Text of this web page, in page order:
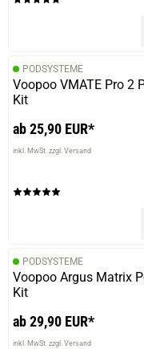
PODSYSTEME
Voopoo VMATE Pro 2
Kit
ab 25,90 EUR*
inkl. MwSt. zzgl. Versand
PODSYSTEME
Voopoo Argus Matrix
Kit
ab 29,90 EUR*
inkl. MwSt. zzgl. Versand